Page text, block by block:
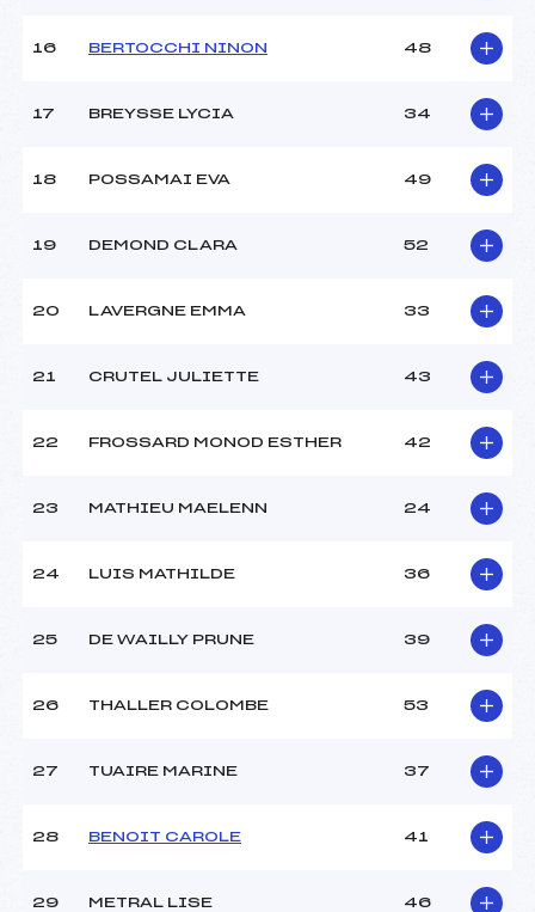
-02
-01
U18->Mas
16 BERTOCCHI NINON 48
17 BREYSSE LYCIA 34
18 POSSAMAI EVA 49
19 DEMOND CLARA 52
20 LAVERGNE EMMA 33
21 CRUTEL JULIETTE 43
22 FROSSARD MONOD ESTHER 42
23 MATHIEU MAELENN 24
24 LUIS MATHILDE 36
25 DE WAILLY PRUNE 39
26 THALLER COLOMBE 53
27 TUAIRE MARINE 37
28 BENOIT CAROLE 41
29 METRAL LISE 46